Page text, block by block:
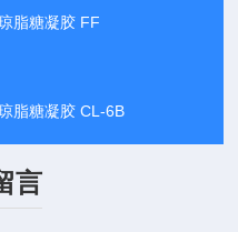
脂糖凝胶 FF
脂糖凝胶 CL-6B
言